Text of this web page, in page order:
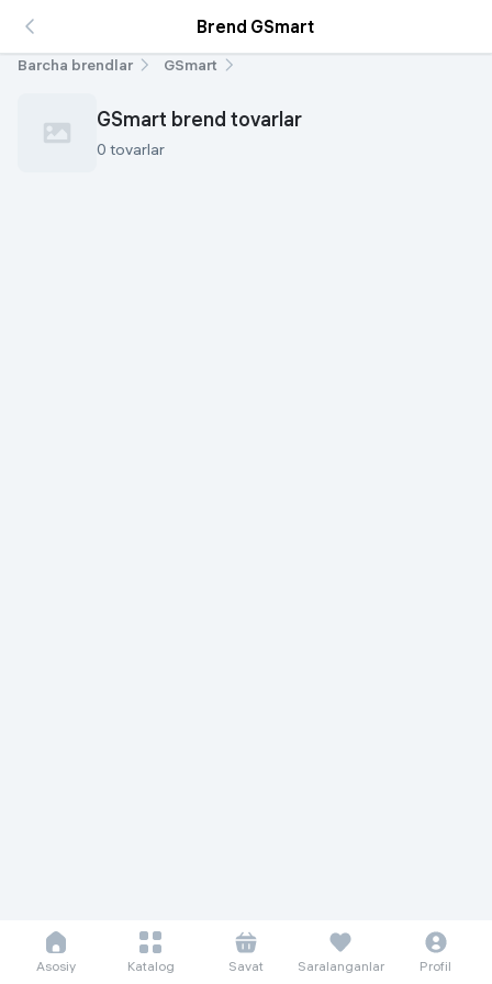
Brend GSmart
Barcha brendlar GSmart
GSmart brend tovarlar
0 tovarlar
Asosiy Katalog Savat Saralanganlar Profil